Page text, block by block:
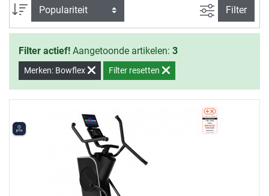
verschillende spiergroepen kan
trainen. De crosstrainer heeft
compacte afmetingen zodat hij in
vrijwel elke ruimte pas en na de
training ruimtebesparend kan
worden opgeborgen. De Bowflex
en is zelfs bekroond met de Red Dot
Design Award. De Bowflex Max
Trainer is een absolute must-have
voor fanatieke cardiotrainers.
Sortering Zoeken
Filter
Filter actief! Aangetoonde artikelen: 3
Merken: Bowflex Filter resetten